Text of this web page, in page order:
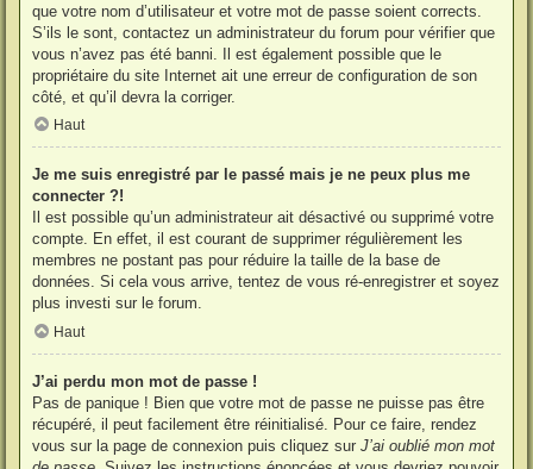
que votre nom d’utilisateur et votre mot de passe soient corrects.
S’ils le sont, contactez un administrateur du forum pour vérifier que
vous n’avez pas été banni. Il est également possible que le
propriétaire du site Internet ait une erreur de configuration de son
côté, et qu’il devra la corriger.
Haut
Je me suis enregistré par le passé mais je ne peux plus me
connecter ?!
Il est possible qu’un administrateur ait désactivé ou supprimé votre
compte. En effet, il est courant de supprimer régulièrement les
membres ne postant pas pour réduire la taille de la base de
données. Si cela vous arrive, tentez de vous ré-enregistrer et soyez
plus investi sur le forum.
Haut
J’ai perdu mon mot de passe !
Pas de panique ! Bien que votre mot de passe ne puisse pas être
récupéré, il peut facilement être réinitialisé. Pour ce faire, rendez
vous sur la page de connexion puis cliquez sur J’ai oublié mon mot